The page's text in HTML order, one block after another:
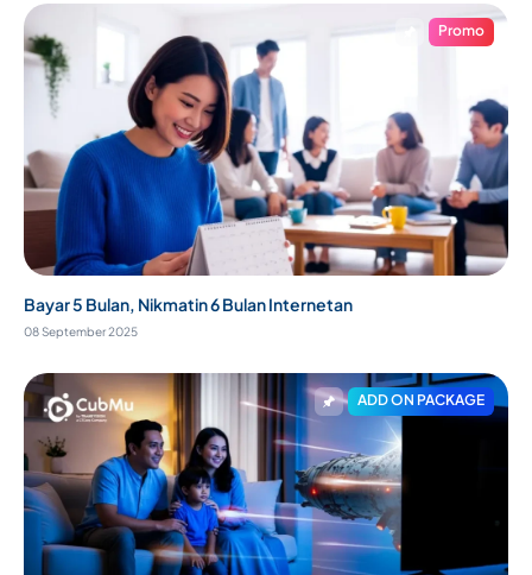
Promo
Bayar 5 Bulan, Nikmatin 6 Bulan Internetan
08 September 2025
ADD ON PACKAGE